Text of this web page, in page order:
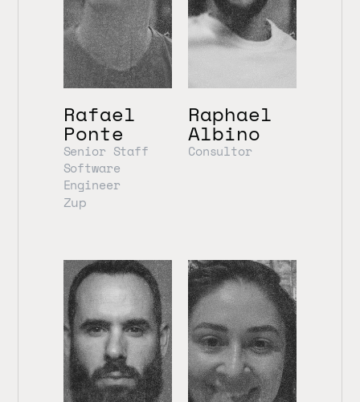
Rafael
Ponte
Senior Staff
Software
Engineer
Zup
Raphael
Albino
Consultor